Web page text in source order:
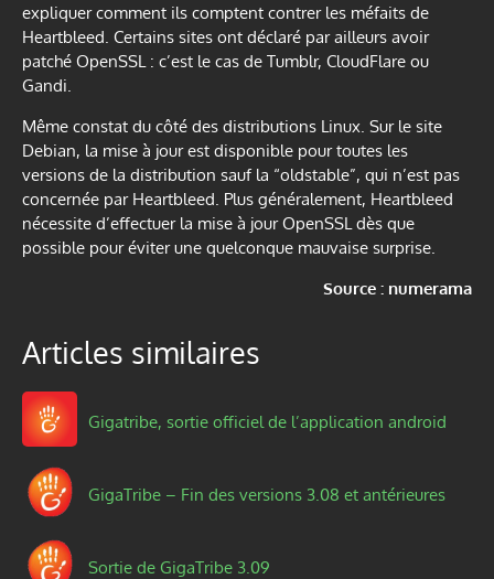
expliquer comment ils comptent contrer les méfaits de
Heartbleed. Certains sites ont déclaré par ailleurs avoir
patché OpenSSL : c’est le cas de Tumblr, CloudFlare ou
Gandi.
Même constat du côté des distributions Linux. Sur le site
Debian, la mise à jour est disponible pour toutes les
versions de la distribution sauf la “oldstable”, qui n’est pas
concernée par Heartbleed. Plus généralement, Heartbleed
nécessite d’effectuer la mise à jour OpenSSL dès que
possible pour éviter une quelconque mauvaise surprise.
Source : numerama
Articles similaires
Gigatribe, sortie officiel de l’application android
GigaTribe – Fin des versions 3.08 et antérieures
Sortie de GigaTribe 3.09